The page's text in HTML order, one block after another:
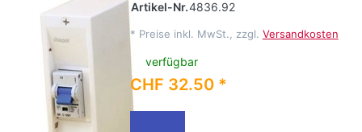
Artikel-Nr.4836.92
* Preise inkl. MwSt., zzgl. Versandkosten
verfügbar
CHF 32.50 *